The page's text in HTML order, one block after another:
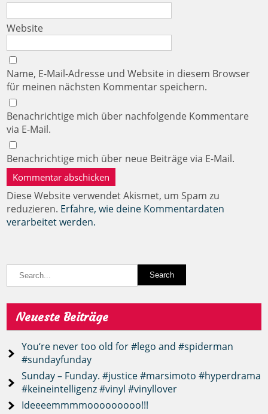
Website
Name, E-Mail-Adresse und Website in diesem Browser
für meinen nächsten Kommentar speichern.
Benachrichtige mich über nachfolgende Kommentare
via E-Mail.
Benachrichtige mich über neue Beiträge via E-Mail.
Diese Website verwendet Akismet, um Spam zu
reduzieren. Erfahre, wie deine Kommentardaten
verarbeitet werden.
Neueste Beiträge
You‘re never too old for #lego and #spiderman
#sundayfunday
Sunday – Funday. #justice #marsimoto #hyperdrama
#keineintelligenz #vinyl #vinyllover
Ideeeemmmmooooooooo!!!